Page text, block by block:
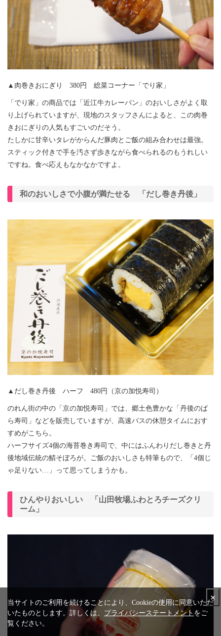
▲肉巻きおにぎり 380円 総菜コーナー「でり家」
「でり家」の商品では「近江牛カレーパン」のおいしさがよく取
り上げられていますが、現地のスタッフさんによると、この肉巻
きおにぎりの人気もすごいのだそう。
たしかに甘辛いタレがからんだ豚肉とご飯の組み合わせは最強。
スティック付きで手を汚さず歩きながら食べられるのもうれしい
ですね。食べ応えもなかなかですよ。
和のおいしさで小腹が満たせる 「だし巻き丹後」
▲だし巻き丹後 ハーフ 480円（京の加悦寿司）
のれん街の中の「京の加悦寿司」では、郷土色豊かな「丹後のば
ら寿司」などを販売していますが、高速バスの休憩タイムにおす
すめがこちら。
ハーフサイズ4個の海苔巻き寿司で、中にはふんわりだし巻きと丹
後地域伝統の鯖そぼろが。ご飯のおいしさも特筆もので、「4個じ
ゃ足りない…」って思ってしまうかも。
ひんやりおいしい 「山田牧場ふわとろチーズクリ
ーム」
×
当サイトのご利用を続けることにより、Cookieの使用に同意いただ
いたものとします。詳しくは、 プライバシーステートメント をご
覧ください。